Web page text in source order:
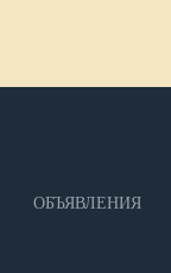
ОБЪЯВЛЕНИЯ